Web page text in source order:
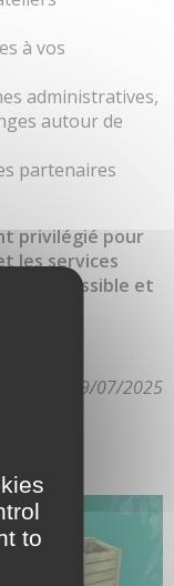
à vos
administratives,
autour de
partenaires
privilégié pour
les services
accessible et
jour le 29/07/2025
to